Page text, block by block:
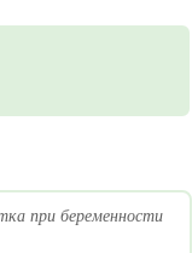
при беременности